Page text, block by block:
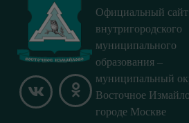
Официальный сайт
внутригородского
муниципального
образования –
муниципальный
Восточное
городе Москве